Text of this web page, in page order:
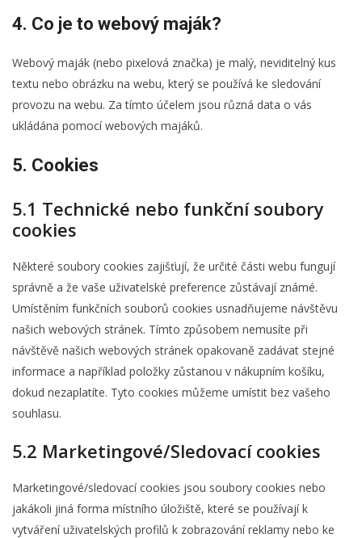
4. Co je to webový maják?
Webový maják (nebo pixelová značka) je malý, neviditelný kus
textu nebo obrázku na webu, který se používá ke sledování
provozu na webu. Za tímto účelem jsou různá data o vás
ukládána pomocí webových majáků.
5. Cookies
5.1 Technické nebo funkční soubory
cookies
Některé soubory cookies zajišťují, že určité části webu fungují
správně a že vaše uživatelské preference zůstávají známé.
Umístěním funkčních souborů cookies usnadňujeme návštěvu
našich webových stránek. Tímto způsobem nemusíte při
návštěvě našich webových stránek opakovaně zadávat stejné
informace a například položky zůstanou v nákupním košíku,
dokud nezaplatíte. Tyto cookies můžeme umístit bez vašeho
souhlasu.
5.2 Marketingové/Sledovací cookies
Marketingové/sledovací cookies jsou soubory cookies nebo
jakákoli jiná forma místního úložiště, které se používají k
vytváření uživatelských profilů k zobrazování reklamy nebo ke